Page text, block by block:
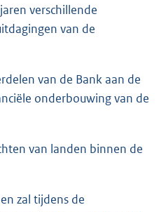
verschillende
van de
van de Bank aan de
onderbouwing van de
van landen binnen de
zal tijdens de